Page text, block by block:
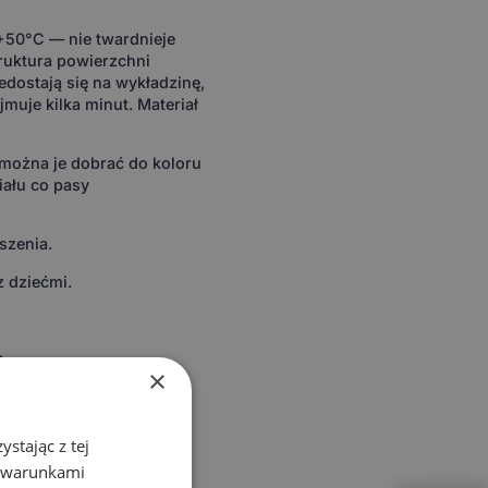
— nie twardnieje
powierzchni
się na wykładzinę,
kilka minut. Materiał
je dobrać do koloru
co pasy
dziećmi.
konstrukcja basenowa,
×
z tej